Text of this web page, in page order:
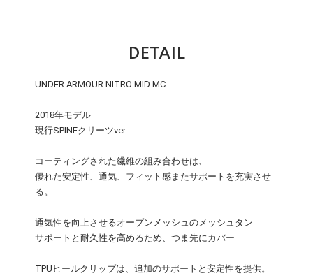
DETAIL
UNDER ARMOUR NITRO MID MC
2018年モデル
現行SPINEクリーツver
コーティングされた繊維の組み合わせは、
優れた安定性、通気、フィット感またサポートを充実させ
る。
通気性を向上させるオープンメッシュのメッシュタン
サポートと耐久性を高めるため、つま先にカバー
TPUヒールクリップは、追加のサポートと安定性を提供。